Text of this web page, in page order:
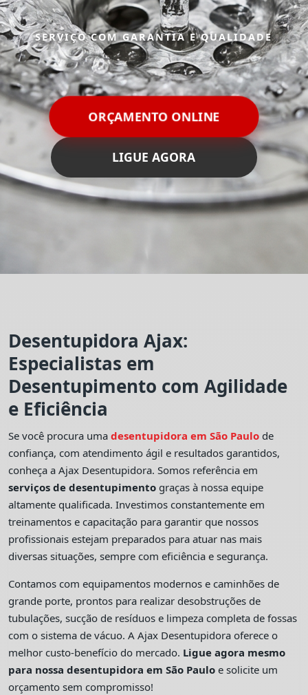
SERVIÇO COM GARANTIA E QUALIDADE
ORÇAMENTO ONLINE
LIGUE AGORA
Desentupidora Ajax:
Especialistas em
Desentupimento com Agilidade
e Eficiência
Se você procura umadesentupidora em São Paulo de
confiança, com atendimento ágil e resultados garantidos,
conheça a Ajax Desentupidora. Somos referência em
serviços de desentupimento graças à nossa equipe
altamente qualificada. Investimos constantemente em
treinamentos e capacitação para garantir que nossos
profissionais estejam preparados para atuar nas mais
diversas situações, sempre com eficiência e segurança.
Contamos com equipamentos modernos e caminhões de
grande porte, prontos para realizar desobstruções de
tubulações, sucção de resíduos e limpeza completa de fossas
com o sistema de vácuo. A Ajax Desentupidora oferece o
melhor custo-benefício do mercado. Ligue agora mesmo
para nossa desentupidora em São Paulo e solicite um
orçamento sem compromisso!